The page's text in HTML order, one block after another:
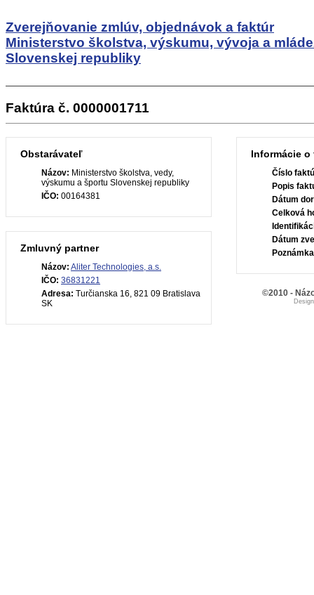
Zverejňovanie zmlúv, objednávok a faktúr
Ministerstvo školstva, výskumu, vývoja a
Slovenskej republiky
Faktúra č. 0000001711
Obstarávateľ
Názov: Ministerstvo školstva, vedy,
výskumu a športu Slovenskej republiky
IČO: 00164381
Zmluvný partner
Názov: Aliter Technologies, a.s.
IČO: 36831221
Adresa: Turčianska 16, 821 09 Bratislava
SK
Informácie o
Číslo
Popis
Dátum
Celková
Dátum
©2010 -